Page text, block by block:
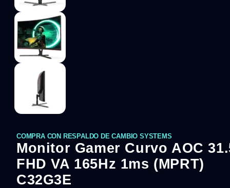
COMPRA CON RESPALDO DE CAMBIO SYSTEMS
Monitor Gamer Curvo AOC
FHD VA 165Hz 1ms (MPRT)
C32G3E